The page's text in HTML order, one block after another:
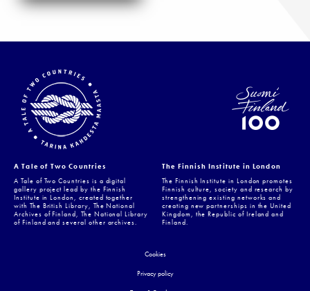
A Tale of Two Countries
A Tale of Two Countries is a digital
gallery project lead by the Finnish
Institute in London, created together
with The British Library, The National
Archives of Finland, The National Library
of Finland and several other archives.
The Finnish Institute in London
The Finnish Institute in London promotes
Finnish culture, society and research by
strengthening existing networks and
creating new partnerships in the United
Kingdom, the Republic of Ireland and
Finland.
Cookies
Privacy policy